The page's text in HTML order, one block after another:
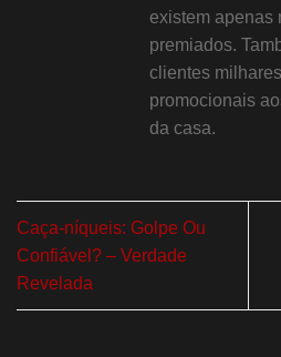
existem apenas
premiados.
clientes
promocionais
da casa.
Caça-níqueis: Golpe Ou
Confiável? – Verdade
Revelada